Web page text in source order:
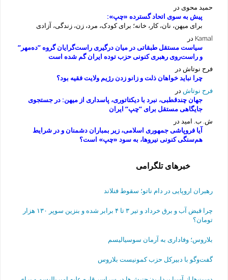
حمید محویدر
پیش به سوی اتحاد گسترده «چپ»:
برای میهن، نان، کار، خانه؛ برای کودک، مرد، زن، زندگی، آزادی
Kamal در
سیاست مستقل طبقاتی در میان درگیری راست‌گرایان گروه ”ده‌مهر”
و راست‌روی رهبری کنونی حزب توده ایران گم شده است
فرح نوتاش در
چرا نباید خواهان ذلت و زانو زدن رژیم ولایت فقیه بود؟
فرح نوتاش در
جهان چندقطبی، نبرد با دیکتاتوری، پاسداری از میهن: در جستجوی
جایگاهی مستقل برای ”چپ” ایران
ش. ب. امیددر
آیا فروپاشی جمهوری اسلامی، زیر بمباران دشمنان و در شرایط
هم‌سنگی کنونی نیروها، به سود «چپ» است؟
خبرهای تلگرامی
رهبران اروپایی در دام ناتو؛ سقوط فنلاند
چرا قبض آب و برق خرداد و تیر ۳ تا ۴ برابر شده و بنزین سوپر ۱۳۰ هزار
تومان؟
بلاروس؛ وفاداری به آرمان سوسیالیسم
گفت‌وگو با دبیرکل حزب کمونیست بلاروس